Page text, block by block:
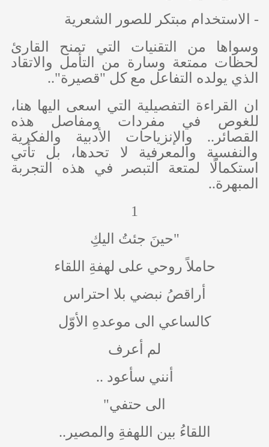
- الاستخدام مبتكر للصور الشعرية
وسواها من التقنيات التي تمنح القارئ
لحظات ممتعة وسارة من التأمل والاتقاد
الذي يولده التفاعل مع كل "قصيرة"..
ان القراءة التفصيلية التي اسعى اليها هنا،
للغوص في مفردات ومفاصل هذه
القصائر.. والإنزياحات الأدبية والفكرية
والنفسية والمعرفية لا تحدها، بل تأتي
استكمالًا لمتعة التبصر في هذه التجربة
المبهرة..
1
"حينَ جئتُ اليكِ
حاملاً روحي على لهفةِ اللقاء
أراقصُ نبضي بلا احتراس
كالساعي الى موعدهِ الأوّل
لم أعرف
أنني سأعود ..
الى حتفي"
اللقاءُ بين اللهفةِ والمصير..